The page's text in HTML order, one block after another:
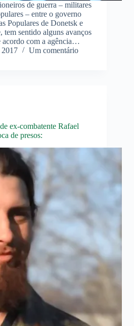
de guerra – militares
– entre o governo
Populares de Donetsk e
tem sentido alguns avanços
acordo com a agência…
2017
Um comentário
ex-combatente Rafael
de presos: